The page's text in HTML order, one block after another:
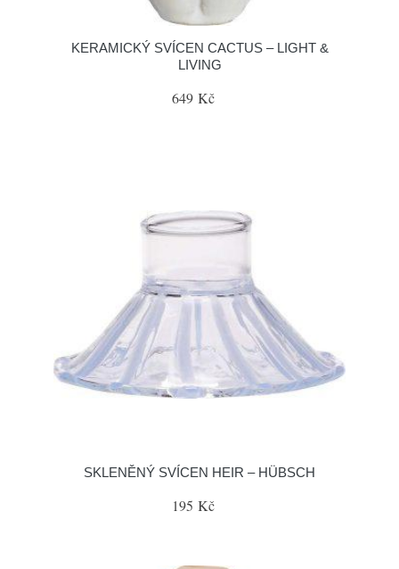
KERAMICKÝ SVÍCEN CACTUS – LIGHT &
LIVING
649 Kč
SKLENĚNÝ SVÍCEN HEIR – HÜBSCH
195 Kč